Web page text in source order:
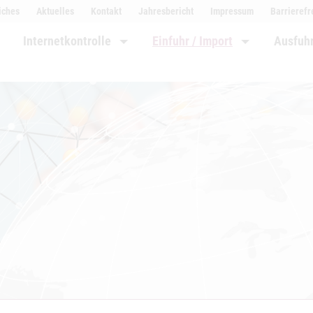
Internetkontrolle Einfuhr / Import